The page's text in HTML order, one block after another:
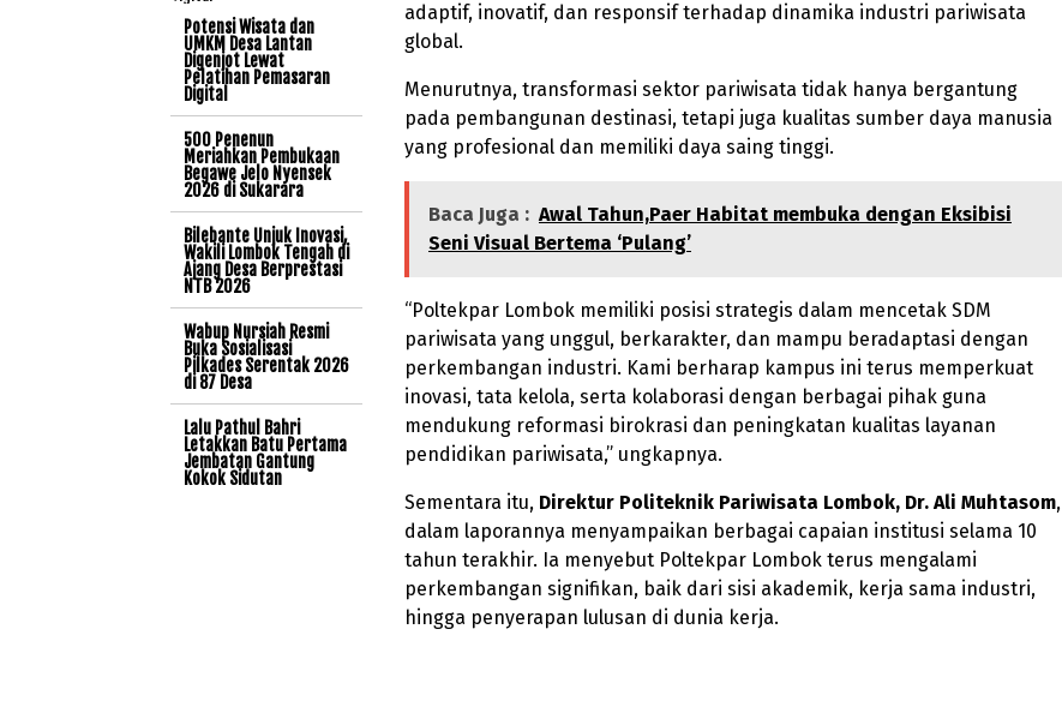
adaptif, inovatif, dan responsif terhadap dinamika industri pariwisata
global.
Menurutnya, transformasi sektor pariwisata tidak hanya bergantung
pada pembangunan destinasi, tetapi juga kualitas sumber daya manusia
yang profesional dan memiliki daya saing tinggi.
Baca Juga : Awal Tahun,Paer Habitat membuka dengan Eksibisi
Seni Visual Bertema ‘Pulang’
“Poltekpar Lombok memiliki posisi strategis dalam mencetak SDM
pariwisata yang unggul, berkarakter, dan mampu beradaptasi dengan
perkembangan industri. Kami berharap kampus ini terus memperkuat
inovasi, tata kelola, serta kolaborasi dengan berbagai pihak guna
mendukung reformasi birokrasi dan peningkatan kualitas layanan
pendidikan pariwisata,” ungkapnya.
Sementara itu, Direktur Politeknik Pariwisata Lombok, Dr. Ali Muhtasom,
dalam laporannya menyampaikan berbagai capaian institusi selama 10
tahun terakhir. Ia menyebut Poltekpar Lombok terus mengalami
perkembangan signifikan, baik dari sisi akademik, kerja sama industri,
hingga penyerapan lulusan di dunia kerja.
Potensi Wisata dan
UMKM Desa Lantan
Digenjot Lewat
Pelatihan Pemasaran
Digital
500 Penenun
Meriahkan Pembukaan
Begawe Jelo Nyensek
2026 di Sukarara
Bilebante Unjuk Inovasi,
Wakili Lombok Tengah di
Ajang Desa Berprestasi
NTB 2026
Wabup Nursiah Resmi
Buka Sosialisasi
Pilkades Serentak 2026
di 87 Desa
Lalu Pathul Bahri
Letakkan Batu Pertama
Jembatan Gantung
Kokok Sidutan